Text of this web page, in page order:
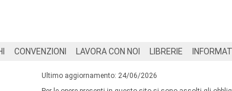
CONVENZIONI LAVORA CON NOI LIBRERIE
Ultimo aggiornamento: 24/06/2026